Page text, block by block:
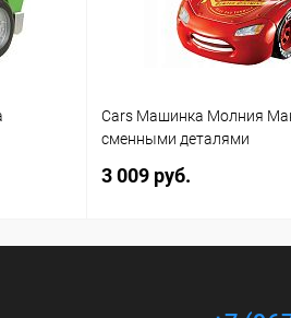
Cars Машинка Молния
сменными деталями
3 009 руб.